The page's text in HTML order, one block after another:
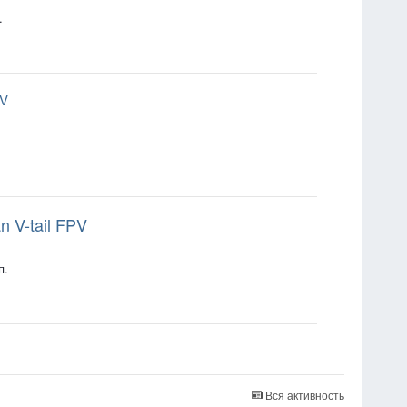
V-tail FPV
Вся активность